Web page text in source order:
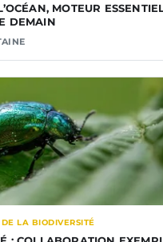
MOTEUR
DEMAIN
LA BIODIVERSITÉ